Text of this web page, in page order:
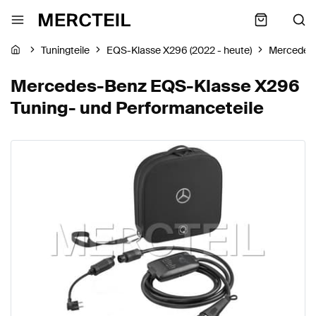
Tuningteile EQS-Klasse X296 (2022 - heute)
Mercedes-Benz EQS-Klasse X296
Tuning- und Performanceteile